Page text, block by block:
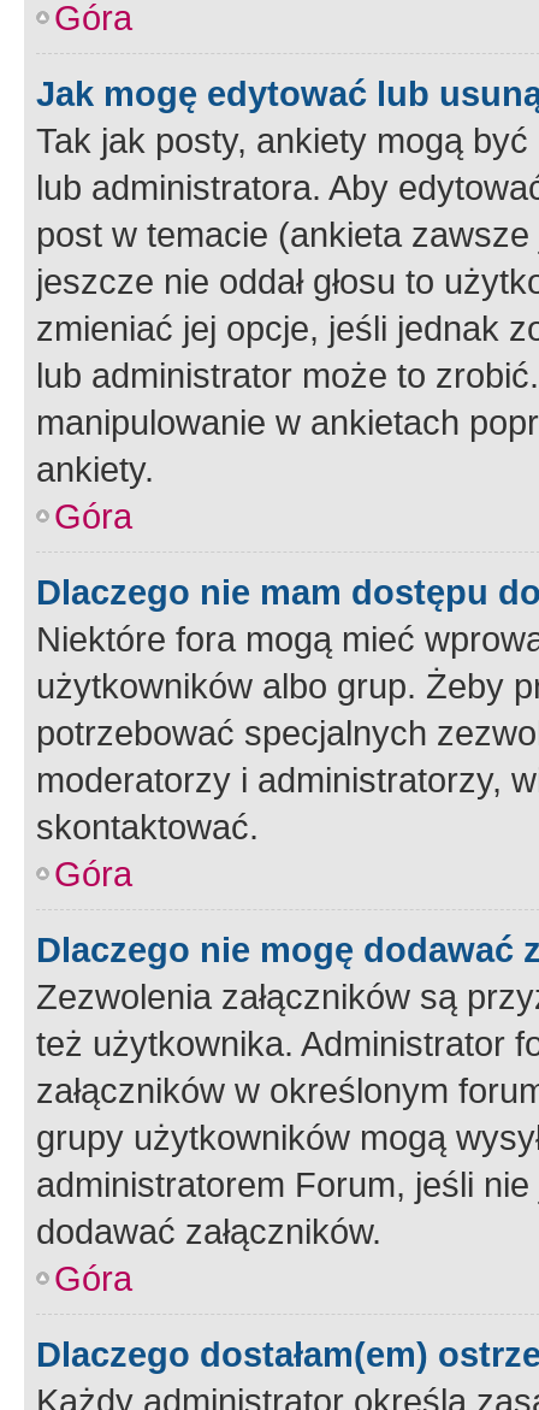
Góra
Jak mogę edytować lub
Tak jak posty, ankiety mogą
lub administratora. Aby
post w temacie (ankieta
jeszcze nie oddał głosu to
zmieniać jej opcje, jeśli jednak
lub administrator może to
manipulowanie w ankietach
ankiety.
Góra
Dlaczego nie mam dostępu
Niektóre fora mogą mieć
użytkowników albo grup. Żeby
potrzebować specjalnych
moderatorzy i administratorzy,
skontaktować.
Góra
Dlaczego nie mogę dodawać
Zezwolenia załączników są
też użytkownika. Administrator
załączników w określonym
grupy użytkowników mogą
administratorem Forum, jeśli
dodawać załączników.
Góra
Dlaczego dostałam(em)
Każdy administrator określa